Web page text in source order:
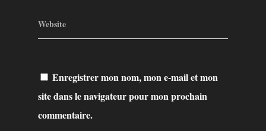
Website
Enregistrer mon nom, mon e-mail et mon
site dans le navigateur pour mon prochain
commentaire.